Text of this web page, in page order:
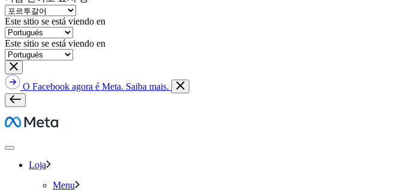
Este sitio se está viendo en
Este sitio se está viendo en
O Facebook agora é Meta. Saiba mais.
Meta
Loja
Menu